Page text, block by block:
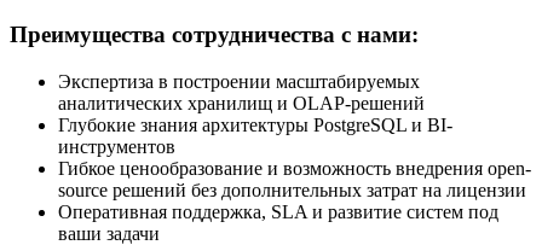
Преимущества сотрудничества с нами:
Экспертиза в построении масштабируемых
аналитических хранилищ и OLAP-решений
Глубокие знания архитектуры PostgreSQL и BI-
инструментов
Гибкое ценообразование и возможность внедрения open-
source решений без дополнительных затрат на лицензии
Оперативная поддержка, SLA и развитие систем под
ваши задачи